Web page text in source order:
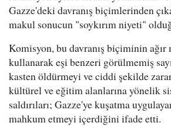
Gazze'deki davranış biçimlerinden
makul sonucun "soykırım niyeti"
Komisyon, bu davranış biçiminin
kullanarak eşi benzeri görülmemiş
kasten öldürmeyi ve ciddi şekilde
kültürel ve eğitim alanlarına yönelik
saldırıları; Gazze'ye kuşatma
mahkum etmeyi içerdiğini ifade etti.